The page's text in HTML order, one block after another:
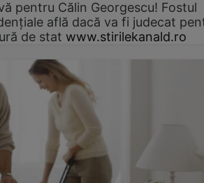
pentru Călin Georgescu! Fostul
află dacă va fi judecat
de stat www.stirilekanald.ro